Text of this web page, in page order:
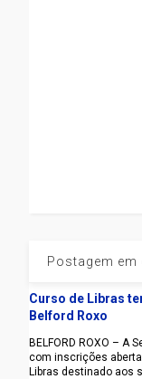
Postagem em
Curso de Libras
Belford Roxo
BELFORD ROXO – A
com inscrições
Libras destinado aos